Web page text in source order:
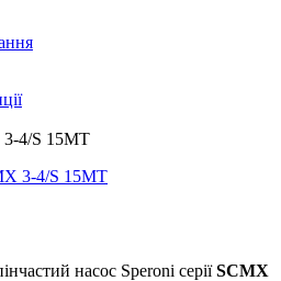
4/S 15MT
насос Speroni серіїSCMX